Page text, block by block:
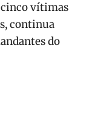
cinco vítimas
continua
do